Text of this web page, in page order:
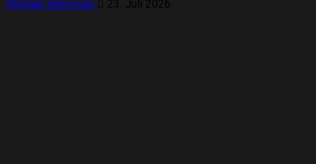
Michael Behringer 23. Juli 2026